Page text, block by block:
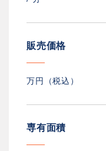
販売価格
万円（税込）
専有面積